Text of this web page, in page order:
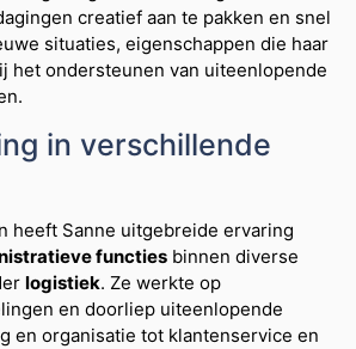
creatief aan te pakken en snel
situaties, eigenschappen die haar
het ondersteunen van uiteenlopende
in verschillende
heeft Sanne uitgebreide ervaring
functies binnen diverse
logistiek. Ze werkte op
en doorliep uiteenlopende
en organisatie tot klantenservice en